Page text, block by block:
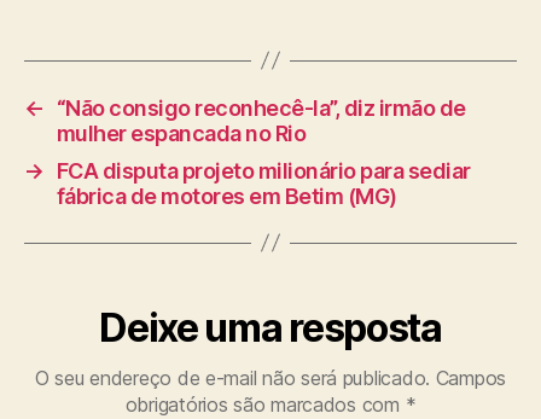
←
“Não consigo reconhecê-la”, diz irmão de
mulher espancada no Rio
→
FCA disputa projeto milionário para sediar
fábrica de motores em Betim (MG)
Deixe uma resposta
O seu endereço de e-mail não será publicado. Campos
obrigatórios são marcados com *